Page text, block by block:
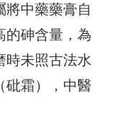
將中藥藥膏自
的砷含量，為
時未照古法水
砒霜），中醫